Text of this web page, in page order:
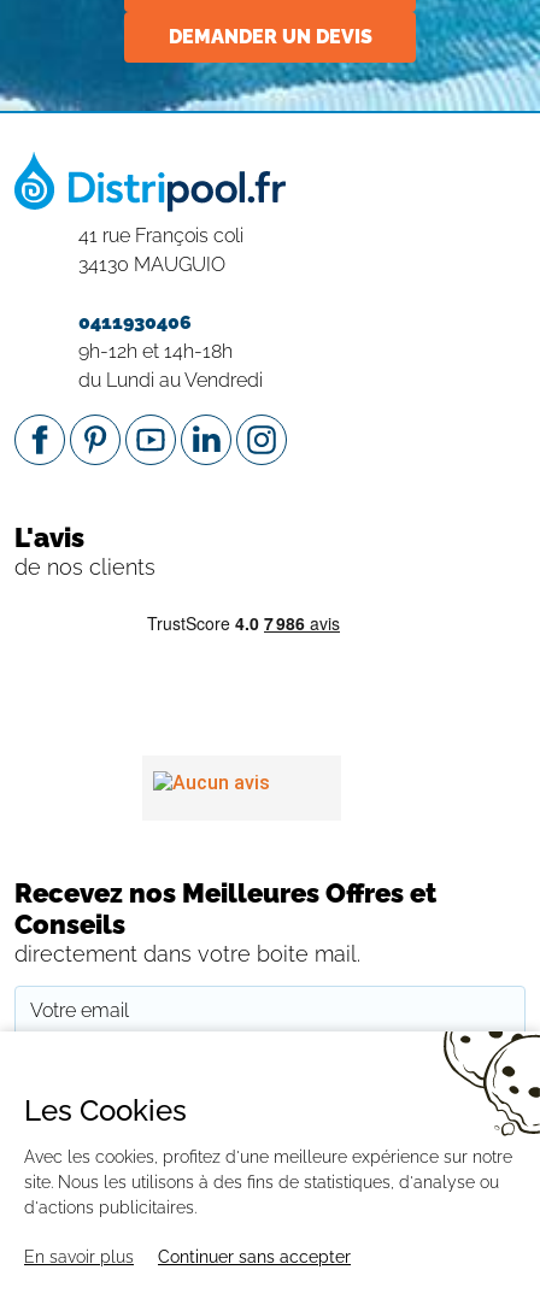
DEMANDER UN DEVIS
41 rue François coli
34130 MAUGUIO
0411930406
9h-12h et 14h-18h
du Lundi au Vendredi
L'avis
de nos clients
Recevez nos Meilleures Offres et
Conseils
directement dans votre boite mail.
CONTACTEZ-NOUS PAIEMENT LIVRAISON
RÉTRACTATION
MENTIONS LÉGALES
CGV RGPD BLOG
GESTION DES COOKIES
PLAN DU SITE
AGENCE CREABILIS ©2026 DISTRIPOOL.FR
Les Cookies
Avec les cookies, profitez d'une meilleure expérience sur notre
site. Nous les utilisons à des fins de statistiques, d'analyse ou
d'actions publicitaires.
En savoir plus Continuer sans accepter